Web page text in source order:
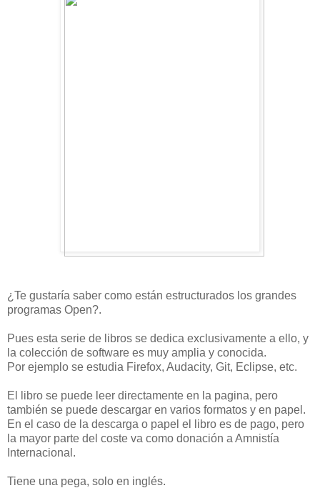
¿Te gustaría saber como están estructurados los grandes
programas Open?.
Pues esta serie de libros se dedica exclusivamente a ello, y
la colección de software es muy amplia y conocida.
Por ejemplo se estudia Firefox, Audacity, Git, Eclipse, etc.
El libro se puede leer directamente en la pagina, pero
también se puede descargar en varios formatos y en papel.
En el caso de la descarga o papel el libro es de pago, pero
la mayor parte del coste va como donación a Amnistía
Internacional.
Tiene una pega, solo en inglés.